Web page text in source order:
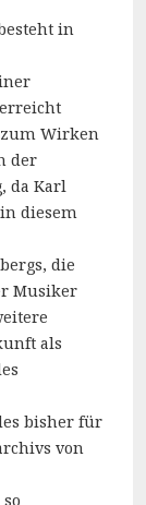
in
Wirken
der
da Karl
diesem
die
Musiker
als
bisher für
von